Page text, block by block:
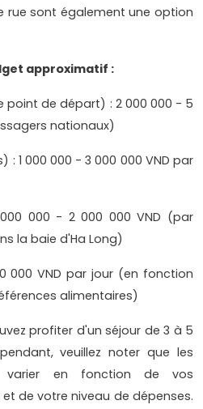
rue sont également une option
approximatif :
point de départ) : 2 000 000 - 5
nationaux)
1 000 000 - 3 000 000 VND par
000 - 2 000 000 VND (par
la baie d'Ha Long)
000 VND par jour (en fonction
alimentaires)
profiter d'un séjour de 3 à 5
veuillez noter que les
varier en fonction de vos
de votre niveau de dépenses.